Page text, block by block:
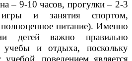
– 9-10 часов, прогулки – 2-3
и занятия спортом,
питание). Именно
детей важно правильно
учебы и отдыха, поскольку
поведением является